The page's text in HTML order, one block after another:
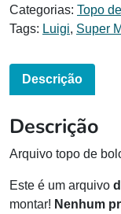
Categorias: Topo
Tags: Luigi, Super
Descrição
Descrição
Arquivo topo de
Este é um arquivo
montar! Nenhum